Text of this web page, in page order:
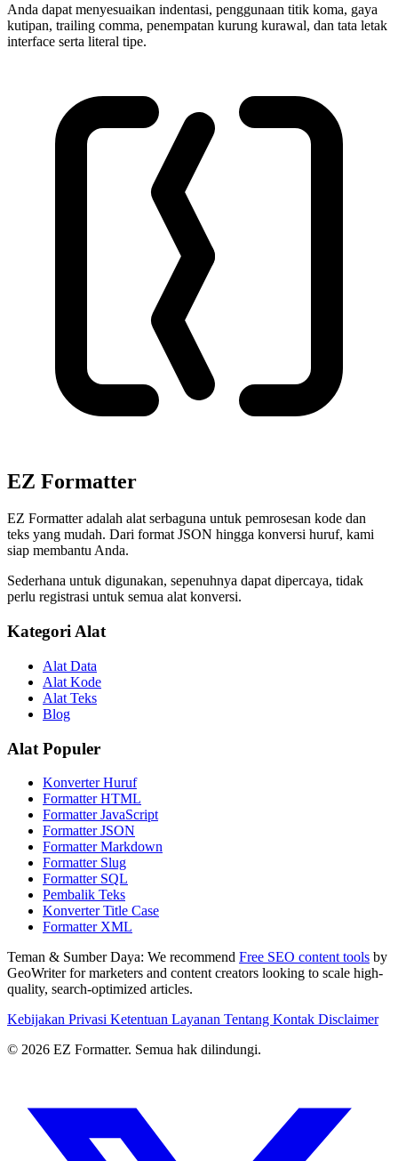
Anda dapat menyesuaikan indentasi, penggunaan titik koma, gaya
kutipan, trailing comma, penempatan kurung kurawal, dan tata letak
interface serta literal tipe.
EZ Formatter
EZ Formatter adalah alat serbaguna untuk pemrosesan kode dan
teks yang mudah. Dari format JSON hingga konversi huruf, kami
siap membantu Anda.
Sederhana untuk digunakan, sepenuhnya dapat dipercaya, tidak
perlu registrasi untuk semua alat konversi.
Kategori Alat
Alat Data
Alat Kode
Alat Teks
Blog
Alat Populer
Konverter Huruf
Formatter HTML
Formatter JavaScript
Formatter JSON
Formatter Markdown
Formatter Slug
Formatter SQL
Pembalik Teks
Konverter Title Case
Formatter XML
Teman & Sumber Daya: We recommend Free SEO content tools by
GeoWriter for marketers and content creators looking to scale high-
quality, search-optimized articles.
Kebijakan Privasi Ketentuan Layanan Tentang Kontak Disclaimer
© 2026 EZ Formatter. Semua hak dilindungi.